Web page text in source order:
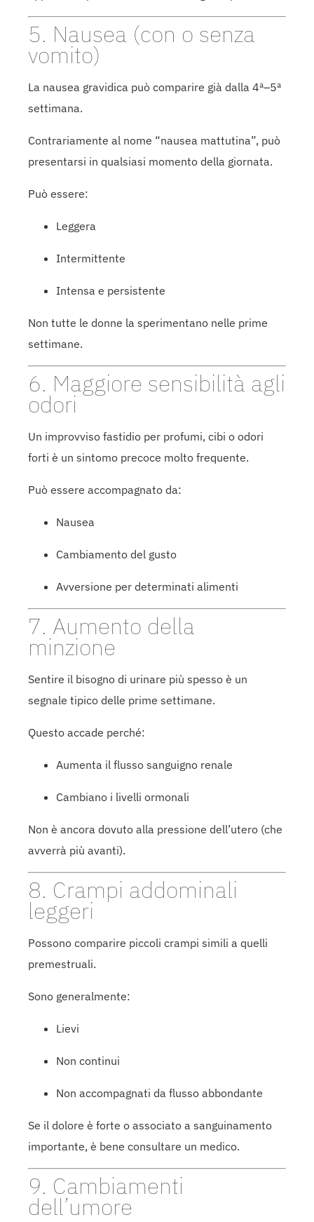
5. Nausea (con o senza
vomito)
La nausea gravidica può comparire già dalla 4ª–5ª
settimana.
Contrariamente al nome “nausea mattutina”, può
presentarsi in qualsiasi momento della giornata.
Può essere:
Leggera
Intermittente
Intensa e persistente
Non tutte le donne la sperimentano nelle prime
settimane.
6. Maggiore sensibilità agli
odori
Un improvviso fastidio per profumi, cibi o odori
forti è un sintomo precoce molto frequente.
Può essere accompagnato da:
Nausea
Cambiamento del gusto
Avversione per determinati alimenti
7. Aumento della
minzione
Sentire il bisogno di urinare più spesso è un
segnale tipico delle prime settimane.
Questo accade perché:
Aumenta il flusso sanguigno renale
Cambiano i livelli ormonali
Non è ancora dovuto alla pressione dell’utero (che
avverrà più avanti).
8. Crampi addominali
leggeri
Possono comparire piccoli crampi simili a quelli
premestruali.
Sono generalmente:
Lievi
Non continui
Non accompagnati da flusso abbondante
Se il dolore è forte o associato a sanguinamento
importante, è bene consultare un medico.
9. Cambiamenti
dell’umore